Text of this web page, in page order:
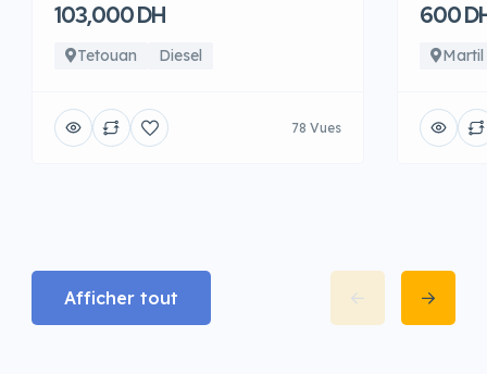
103,000 DH
Tetouan Diesel
78 Vues
600
Martil
Afficher tout